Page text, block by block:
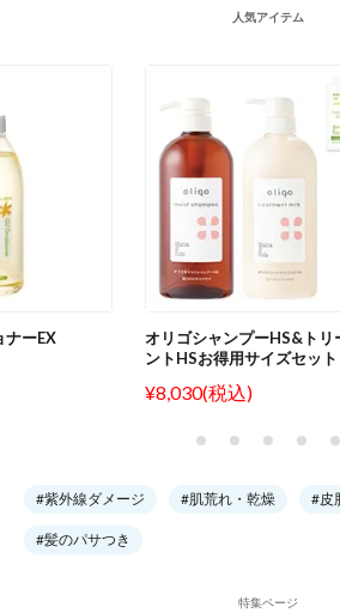
人気アイテム
ナーEX
オリゴシャンプーHS&トリ
ントHSお得用サイズセット
¥8,030(税込)
#紫外線ダメージ #肌荒れ・乾燥 #皮
#髪のパサつき
特集ページ